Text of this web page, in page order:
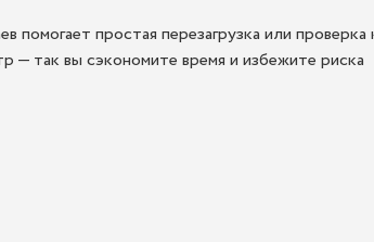
простая перезагрузка или проверка
— так вы сэкономите время и избежите риска